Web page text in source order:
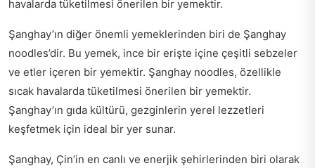
havalarda tüketilmesi önerilen bir yemektir.
Şanghay’ın diğer önemli yemeklerinden biri de Şanghay
noodles’dir. Bu yemek, ince bir erişte içine çeşitli sebzeler
ve etler içeren bir yemektir. Şanghay noodles, özellikle
sıcak havalarda tüketilmesi önerilen bir yemektir.
Şanghay’ın gıda kültürü, gezginlerin yerel lezzetleri
keşfetmek için ideal bir yer sunar.
Şanghay, Çin’in en canlı ve enerjik şehirlerinden biri olarak